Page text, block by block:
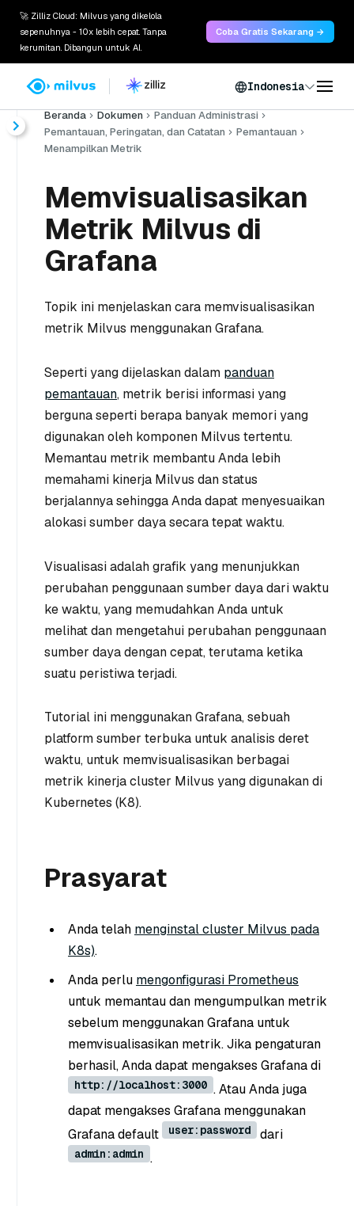
🚀 Zilliz Cloud: Milvus yang dikelola
sepenuhnya - 10x lebih cepat. Tanpa
kerumitan. Dibangun untuk AI.
Coba Gratis Sekarang →
Indonesia
Beranda Dokumen
Panduan Administrasi
Pemantauan, Peringatan, dan Catatan
Pemantauan
Menampilkan Metrik
Memvisualisasikan
Metrik Milvus di
Grafana
Topik ini menjelaskan cara memvisualisasikan
metrik Milvus menggunakan Grafana.
Seperti yang dijelaskan dalam panduan
pemantauan, metrik berisi informasi yang
berguna seperti berapa banyak memori yang
digunakan oleh komponen Milvus tertentu.
Memantau metrik membantu Anda lebih
memahami kinerja Milvus dan status
berjalannya sehingga Anda dapat menyesuaikan
alokasi sumber daya secara tepat waktu.
Visualisasi adalah grafik yang menunjukkan
perubahan penggunaan sumber daya dari waktu
ke waktu, yang memudahkan Anda untuk
melihat dan mengetahui perubahan penggunaan
sumber daya dengan cepat, terutama ketika
suatu peristiwa terjadi.
Tutorial ini menggunakan Grafana, sebuah
platform sumber terbuka untuk analisis deret
waktu, untuk memvisualisasikan berbagai
metrik kinerja cluster Milvus yang digunakan di
Kubernetes (K8).
Prasyarat
Anda telah menginstal cluster Milvus pada
K8s).
Anda perlu mengonfigurasi Prometheus
untuk memantau dan mengumpulkan metrik
sebelum menggunakan Grafana untuk
memvisualisasikan metrik. Jika pengaturan
berhasil, Anda dapat mengakses Grafana di
http://localhost:3000 . Atau Anda juga
dapat mengakses Grafana menggunakan
Grafana default
user:password dari
admin:admin .